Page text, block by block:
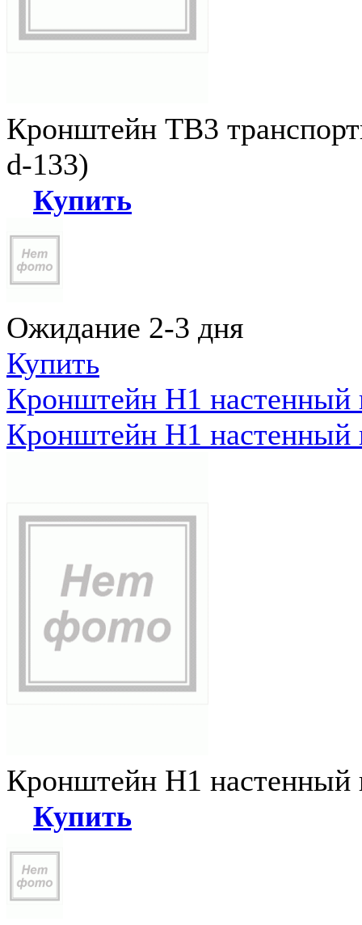
Кронштейн ТВ3
d-133)
Купить
Ожидание 2-3 дня
Купить
Кронштейн Н1
Кронштейн Н1
Кронштейн Н1
Купить